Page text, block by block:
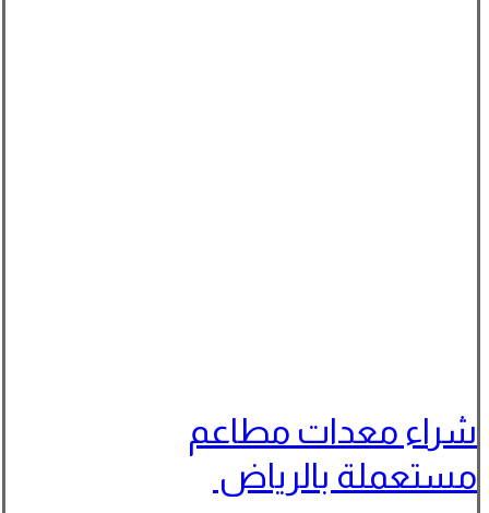
شراء معدات مطاعم
مستعملة بالرياض